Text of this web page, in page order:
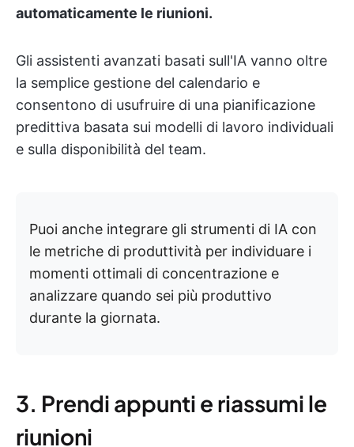
automaticamente le riunioni.
Gli assistenti avanzati basati sull'IA vanno oltre
la semplice gestione del calendario e
consentono di usufruire di una pianificazione
predittiva basata sui modelli di lavoro individuali
e sulla disponibilità del team.
Puoi anche integrare gli strumenti di IA con
le metriche di produttività per individuare i
momenti ottimali di concentrazione e
analizzare quando sei più produttivo
durante la giornata.
3. Prendi appunti e riassumi le
riunioni